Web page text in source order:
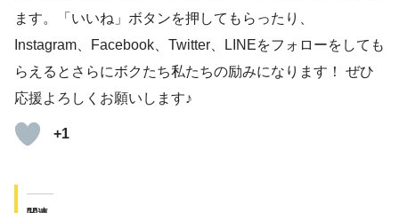
ます。「いいね」ボタンを押してもらったり、
Instagram、Facebook、Twitter、LINEをフォローをしても
らえるとさらにボクたち私たちの励みになります！ ぜひ
応援よろしくお願いします♪
+1